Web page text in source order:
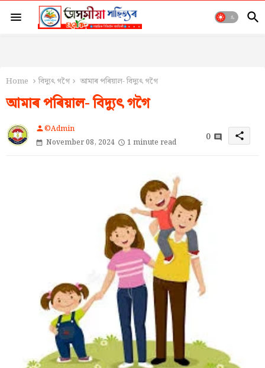
Home বিদ্যুৎ গগৈ আমাৰ পৰিয়াল- বিদ্যুৎ গগৈ
আমাৰ পৰিয়াল- বিদ্যুৎ গগৈ
person©Admin
November 08, 2024
1 minute read 0 share